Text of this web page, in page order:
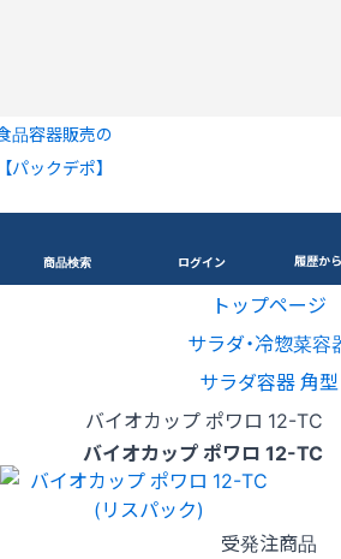
品容器販売の
【パックデポ】
商品検索 ログイン 履歴か
トップページ
サラダ・冷惣菜容
サラダ容器 角型
バイオカップ ポワロ 12-TC
バイオカップ ポワロ 12-TC
受発注商品